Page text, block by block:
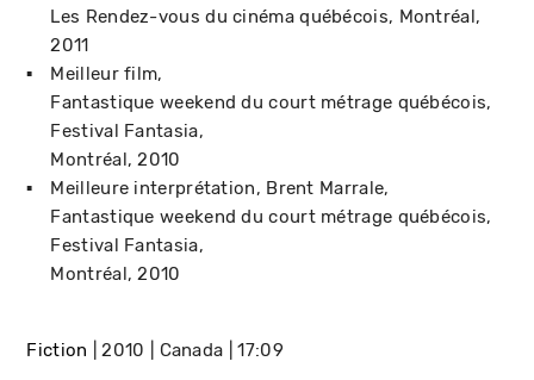
Les Rendez-vous du cinéma québécois
Montréal
2011
Meilleur film
Fantastique weekend du court métrage québécois,
Festival Fantasia
Montréal 2010
Meilleure interprétation, Brent Marrale
Fantastique weekend du court métrage québécois,
Festival Fantasia
Montréal 2010
Fiction 2010 Canada 17:09